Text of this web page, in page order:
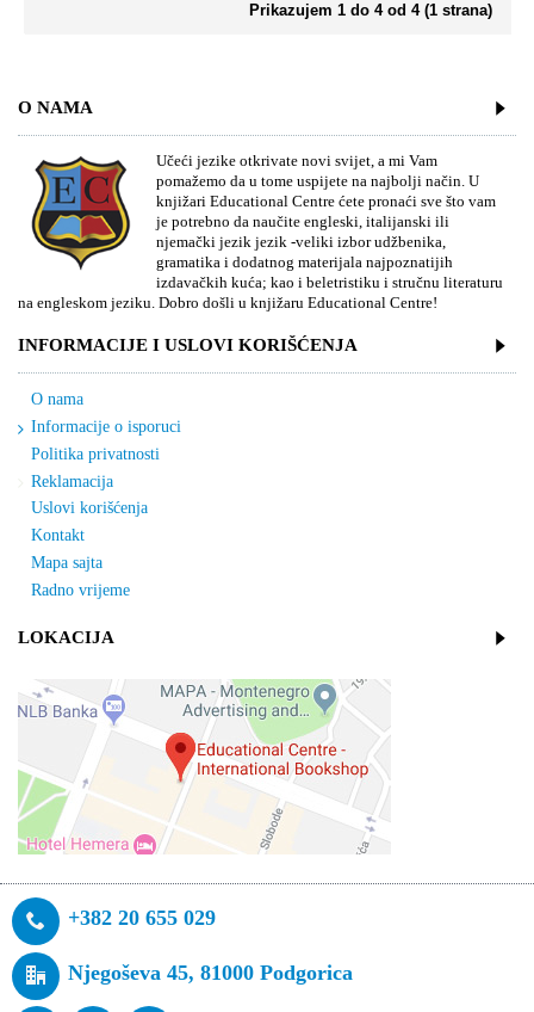
Prikazujem 1 do 4 od 4 (1 strana)
O NAMA
Učeći jezike otkrivate novi svijet, a mi Vam
pomažemo da u tome uspijete na najbolji način. U
knjižari Educational Centre ćete pronaći sve što vam
je potrebno da naučite engleski, italijanski ili
njemački jezik jezik -veliki izbor udžbenika,
gramatika i dodatnog materijala najpoznatijih
izdavačkih kuća; kao i beletristiku i stručnu literaturu
na engleskom jeziku. Dobro došli u knjižaru Educational Centre!
INFORMACIJE I USLOVI KORIŠĆENJA
O nama
Informacije o isporuci
Politika privatnosti
Reklamacija
Uslovi korišćenja
Kontakt
Mapa sajta
Radno vrijeme
LOKACIJA
+382 20 655 029
Njegoševa 45, 81000 Podgorica